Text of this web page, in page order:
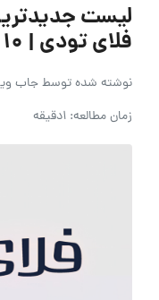
لیست
فلای تودی | ۱۰ خرداد ۱۴۰۵
نوشته شده توسطجاب
زمان مطالعه: 1دقیقه